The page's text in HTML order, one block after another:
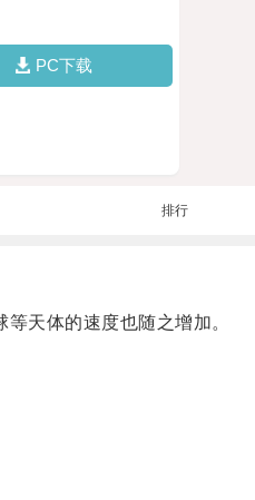
PC下载
排行
天体的速度也随之增加。